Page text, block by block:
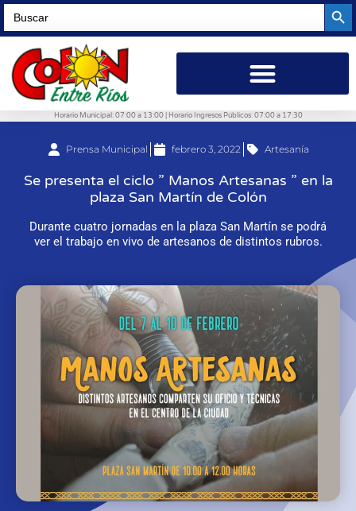
Search
for:
Horario Municipal: 07:00 a 13:00 | Horario Ingresos Públicos: 07:00 a 17:30
Prensa Municipal febrero 3, 2022 Artesanía
Se presenta el ciclo ” Manos Artesanas ” en la
plaza San Martín de Colón
Durante cuatro jornadas en la plaza San Martín se podrá
ver el trabajo en vivo de artesanos de distintos rubros.